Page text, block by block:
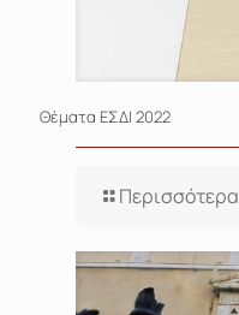
Θέματα EΣΔΙ 2022
Περισσότερα